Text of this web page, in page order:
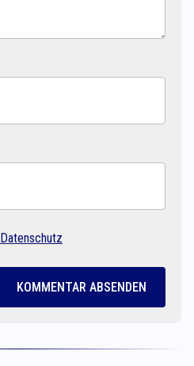
Datenschutz
KOMMENTAR ABSENDEN